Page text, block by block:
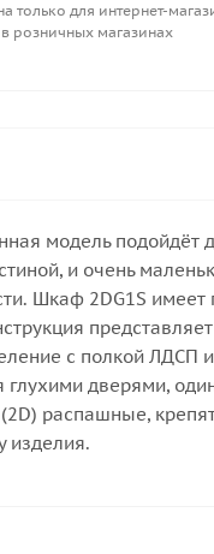
только для интернет-
в розничных магазинах
модель подойдёт
и очень
Шкаф 2DG1S
с полкой ЛДСП
глухими дверями,
распашные,
изделия.